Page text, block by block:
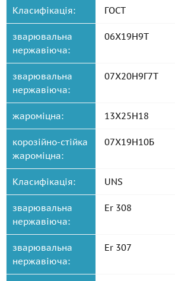
Класифікація: ГОСТ
зварювальна
нержавіюча:
06Х19Н9Т
зварювальна
нержавіюча:
07Х20Н9Г7Т
жароміцна: 13Х25Н18
корозійно-стійка
жароміцна:
07Х19Н10Б
Класифікація: UNS
зварювальна
нержавіюча:
Er 308
зварювальна
нержавіюча:
Er 307